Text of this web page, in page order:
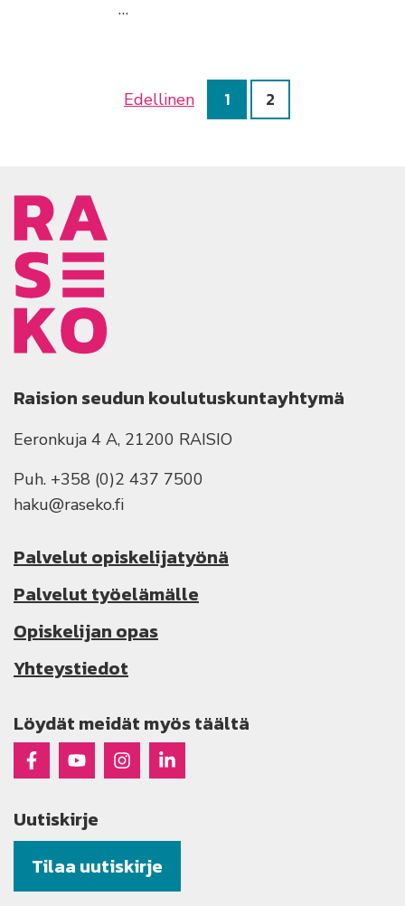
…
Edellinen 1 2
Raision seudun koulutuskuntayhtymä
Eeronkuja 4 A, 21200 RAISIO
Puh. +358 (0)2 437 7500
haku@raseko.fi
Palvelut opiskelijatyönä
Palvelut työelämälle
Opiskelijan opas
Yhteystiedot
Löydät meidät myös täältä
Raseko Facebookissa
Raseko Youtubessa
Raseko Instagramissa
Raseko Linkedinissä
Uutiskirje
Tilaa uutiskirje